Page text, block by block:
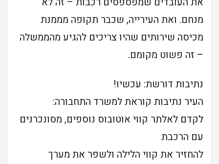
מנחם. ואת העירייה, שכבר תקופה מממנת
מכיסה שירותים שהיו צריכים להגיע מהממשלה
– זה פשוט מקומם.
נתיבות דורשת: עכשיו!
העיר נתיבות קוראת למשרד התחבורה:
לקדם לאלתר קווי אוטובוס נוספים, מסונכרנים
עם הרכבת
להחזיר את קווי הלילה ולשפר את מערך